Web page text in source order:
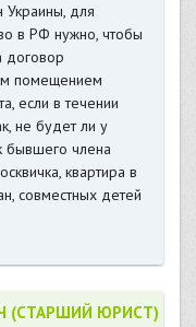
Украины, для
в РФ нужно, чтобы
договор
помещением
если в течении
не будет ли у
бывшего члена
квартира в
совместных детей
(СТАРШИЙ ЮРИСТ)